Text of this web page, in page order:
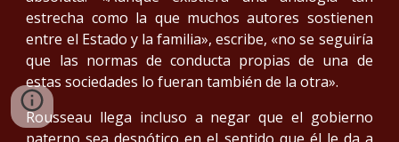
estrecha como la que muchos autores sostienen
entre el Estado y la familia», escribe, «no se seguiría
que las normas de conducta propias de una de
estas sociedades lo fueran también de la otra».
Rousseau llega incluso a negar que el gobierno